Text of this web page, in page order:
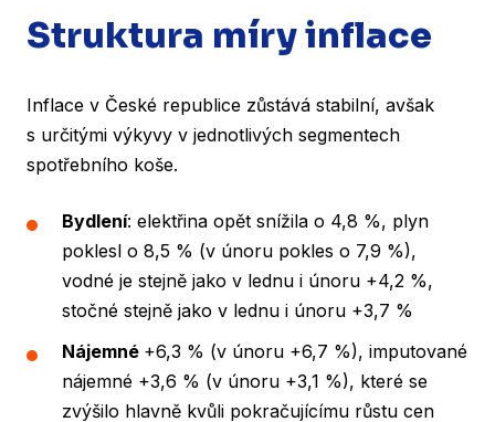
Struktura míry inflace
Inflace v České republice zůstává stabilní, avšak
s určitými výkyvy v jednotlivých segmentech
spotřebního koše.
Bydlení: elektřina opět snížila o 4,8 %, plyn
poklesl o 8,5 % (v únoru pokles o 7,9 %),
vodné je stejně jako v lednu i únoru +4,2 %,
stočné stejně jako v lednu i únoru +3,7 %
Nájemné +6,3 % (v únoru +6,7 %), imputované
nájemné +3,6 % (v únoru +3,1 %), které se
zvýšilo hlavně kvůli pokračujícímu růstu cen